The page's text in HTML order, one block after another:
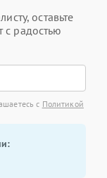
оставьте
радостью
с Политикой